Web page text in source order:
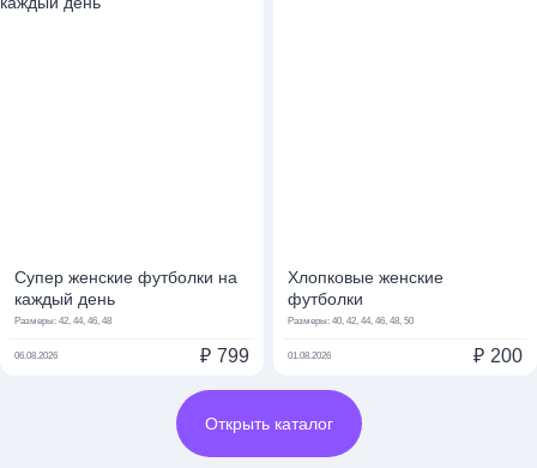
Супер женские футболки на
каждый день
Размеры: 42, 44, 46, 48
06.08.2026 ₽ 799
Хлопковые женские
футболки
Размеры: 40, 42, 44, 46, 48, 50
01.08.2026 ₽ 200
Открыть каталог